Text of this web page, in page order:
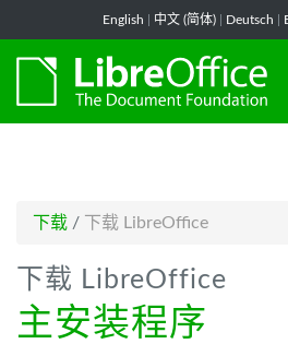
English 中文 (简体) Deutsch
下载 / 下载 LibreOffice
下载 LibreOffice
主安装程序